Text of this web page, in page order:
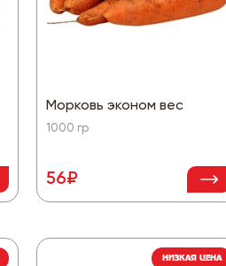
Морковь эконом вес
1000 гр
56₽
НИЗКАЯ ЦЕНА